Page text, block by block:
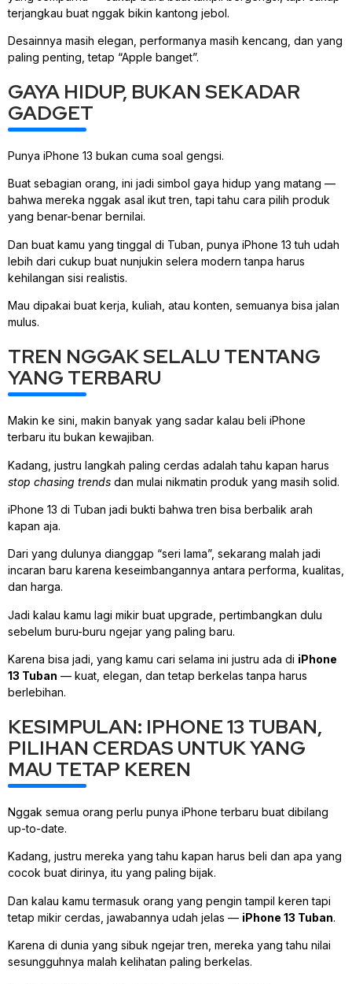
terjangkau buat nggak bikin kantong jebol.
Desainnya masih elegan, performanya masih kencang, dan yang
paling penting, tetap “Apple banget”.
GAYA HIDUP, BUKAN SEKADAR
GADGET
Punya iPhone 13 bukan cuma soal gengsi.
Buat sebagian orang, ini jadi simbol gaya hidup yang matang —
bahwa mereka nggak asal ikut tren, tapi tahu cara pilih produk
yang benar-benar bernilai.
Dan buat kamu yang tinggal di Tuban, punya iPhone 13 tuh udah
lebih dari cukup buat nunjukin selera modern tanpa harus
kehilangan sisi realistis.
Mau dipakai buat kerja, kuliah, atau konten, semuanya bisa jalan
mulus.
TREN NGGAK SELALU TENTANG
YANG TERBARU
Makin ke sini, makin banyak yang sadar kalau beli iPhone
terbaru itu bukan kewajiban.
Kadang, justru langkah paling cerdas adalah tahu kapan harus
stop chasing trends dan mulai nikmatin produk yang masih solid.
iPhone 13 di Tuban jadi bukti bahwa tren bisa berbalik arah
kapan aja.
Dari yang dulunya dianggap “seri lama”, sekarang malah jadi
incaran baru karena keseimbangannya antara performa, kualitas,
dan harga.
Jadi kalau kamu lagi mikir buat upgrade, pertimbangkan dulu
sebelum buru-buru ngejar yang paling baru.
Karena bisa jadi, yang kamu cari selama ini justru ada di iPhone
13 Tuban — kuat, elegan, dan tetap berkelas tanpa harus
berlebihan.
KESIMPULAN: IPHONE 13 TUBAN,
PILIHAN CERDAS UNTUK YANG
MAU TETAP KEREN
Nggak semua orang perlu punya iPhone terbaru buat dibilang
up-to-date.
Kadang, justru mereka yang tahu kapan harus beli dan apa yang
cocok buat dirinya, itu yang paling bijak.
Dan kalau kamu termasuk orang yang pengin tampil keren tapi
tetap mikir cerdas, jawabannya udah jelas — iPhone 13 Tuban.
Karena di dunia yang sibuk ngejar tren, mereka yang tahu nilai
sesungguhnya malah kelihatan paling berkelas.